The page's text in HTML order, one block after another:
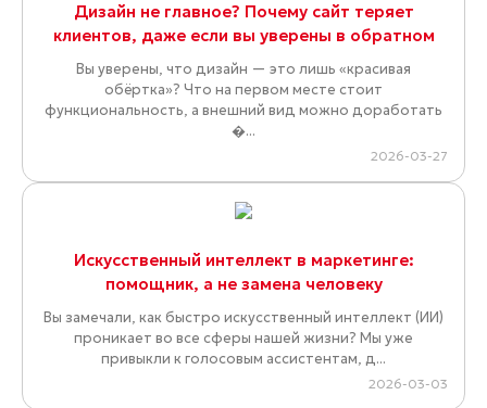
Дизайн не главное? Почему сайт теряет
клиентов, даже если вы уверены в обратном
Вы уверены, что дизайн — это лишь «красивая
обёртка»? Что на первом месте стоит
функциональность, а внешний вид можно доработать
�...
2026-03-27
Искусственный интеллект в маркетинге:
помощник, а не замена человеку
Вы замечали, как быстро искусственный интеллект (ИИ)
проникает во все сферы нашей жизни? Мы уже
привыкли к голосовым ассистентам, д...
2026-03-03